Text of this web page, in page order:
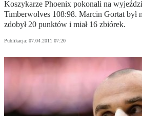
Koszykarze Phoenix pokonali na
Timberwolves 108:98. Marcin Gortat był
zdobył 20 punktów i miał 16 zbiórek.
Publikacja: 07.04.2011 07:20